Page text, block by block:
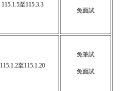
115.1.5至115.3.3
免面試
115.1.2至115.1.20
免筆試
免面試